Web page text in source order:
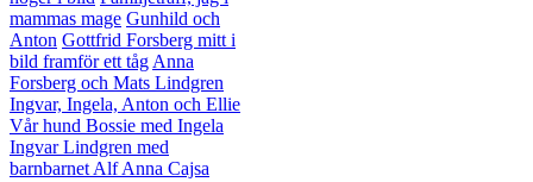
mammas mage Gunhild och
Anton Gottfrid Forsberg mitt i
bild framför ett tåg Anna
Forsberg och Mats Lindgren
Ingvar, Ingela, Anton och Ellie
Vår hund Bossie med Ingela
Ingvar Lindgren med
barnbarnet AlfAnna Cajsa